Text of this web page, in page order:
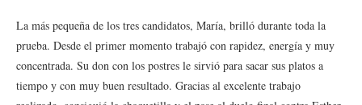
La más pequeña de los tres candidatos, María, brilló durante toda la
prueba. Desde el primer momento trabajó con rapidez, energía y muy
concentrada. Su don con los postres le sirvió para sacar sus platos a
tiempo y con muy buen resultado. Gracias al excelente trabajo